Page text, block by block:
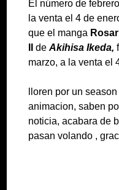
El número de
la venta el 4 de
que el manga
deAkihisa Ikeda,
marzo, a la venta el
lloren por un
animacion, saben
noticia, acabara de
pasan volando ,